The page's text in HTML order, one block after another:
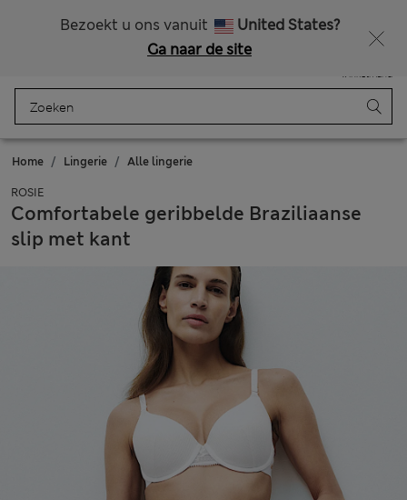
Bezoekt u ons vanuit
United States?
Ga naar de site
Winkelmand
Home Lingerie Alle lingerie
ROSIE
Comfortabele geribbelde Braziliaanse
slip met kant